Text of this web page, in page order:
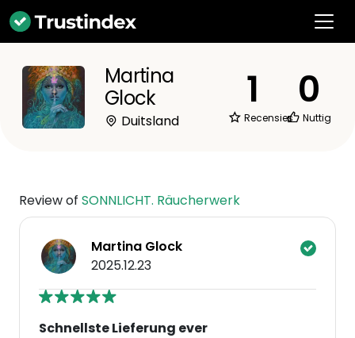
Martina
Glock
Duitsland
1
Recensies
0
Nuttig
Review of SONNLICHT. Räucherwerk
Martina Glock
2025.12.23
Schnellste Lieferung ever